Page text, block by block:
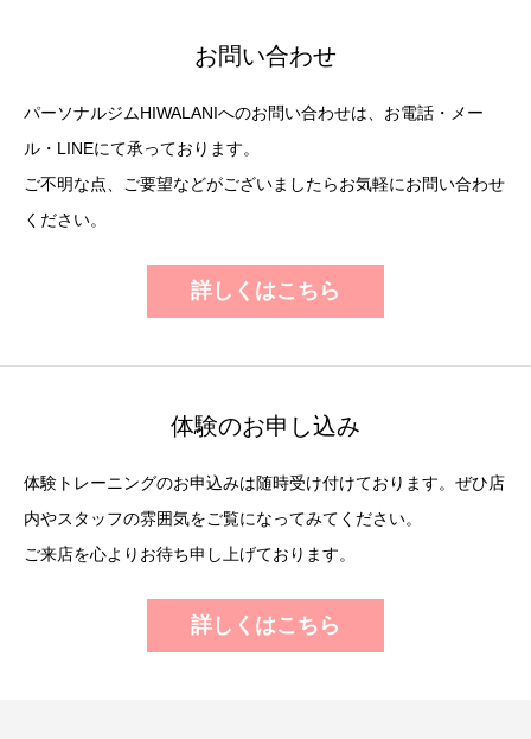
お問い合わせ
パーソナルジムHIWALANIへのお問い合わせは、お電話・メー
ル・LINEにて承っております。
ご不明な点、ご要望などがございましたらお気軽にお問い合わせ
ください。
詳しくはこちら
体験のお申し込み
体験トレーニングのお申込みは随時受け付けております。ぜひ店
内やスタッフの雰囲気をご覧になってみてください。
ご来店を心よりお待ち申し上げております。
詳しくはこちら